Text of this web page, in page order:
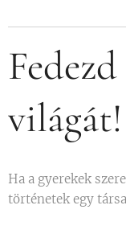
világát!
Ha a gyerekek
történetek egy